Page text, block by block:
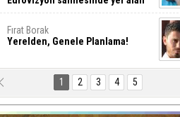
Türkiye 10 yıl aradan sonra
Fırat Borak
Yerelden, Genele Planlama!
Erkut YILMABAŞAR
Bayrak tartışmaları ve ihalesiz
işler!
1 2 3 4 5